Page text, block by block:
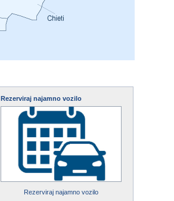
Rezerviraj najamno vozilo
Rezerviraj najamno vozilo